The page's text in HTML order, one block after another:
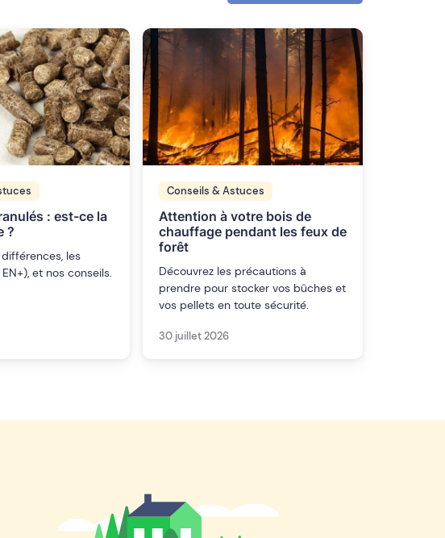
: est-ce la
?
les
et nos conseils.
Conseils & Astuces
Attention à votre bois de
chauffage pendant les feux de
forêt
Découvrez les précautions à
prendre pour stocker vos bûches et
vos pellets en toute sécurité.
30 juillet 2026